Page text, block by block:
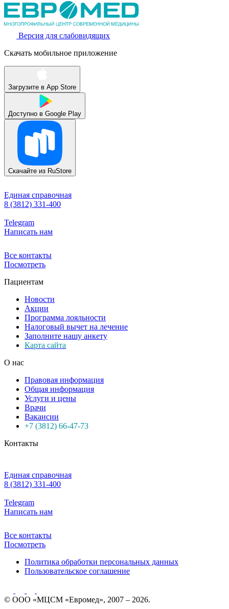
Версия для слабовидящих
Скачать мобильное приложение
Загрузите в App Store
Доступно в Google Play
Скачайте из RuStore
Единая справочная
8 (3812) 331-400
Telegram
Написать нам
Все контакты
Посмотреть
Пациентам
Новости
Акции
Программа лояльности
Налоговый вычет на лечение
Заполните нашу анкету
Карта сайта
О нас
Правовая информация
Общая информация
Услуги и цены
Врачи
Вакансии
+7 (3812) 66-47-73
Контакты
Единая справочная
8 (3812) 331-400
Telegram
Написать нам
Все контакты
Посмотреть
Политика обработки персональных данных
Пользовательское соглашение
© ООО «МЦСМ «Евромед», 2007 – 2026.